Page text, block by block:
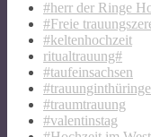
#herr der Ringe
#Freie
#keltenhochzeit
ritualtrauung#
#taufeinsachsen
#traumtrauung
#valentinstag